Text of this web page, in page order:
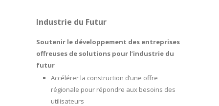
Industrie du Futur
Soutenir le développement des entreprises
offreuses de solutions pour l’industrie du
futur
Accélérer la construction d’une offre
régionale pour répondre aux besoins des
utilisateurs